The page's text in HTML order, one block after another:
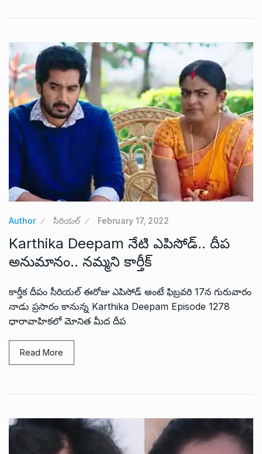
Author సీరియల్ February 17, 2022
Karthika Deepam నేటి ఎపిసోడ్.. దీప
అనుమానం.. నమ్మని కార్తీక్
కార్తీక దీపం సీరియల్ ఈరోజు ఎపిసోడ్ అంటే ఫిబ్రవరి 17న గురువారం
నాడు ప్రసారం కానున్న Karthika Deepam Episode 1278
ధారావాహికలో మోనిత మీద దీప
Read More